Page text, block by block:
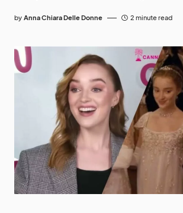
by Anna Chiara Delle Donne 2 minute read